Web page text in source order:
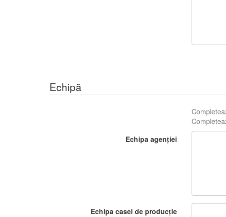
Echipă
Echipa agenției
Echipa casei de producție